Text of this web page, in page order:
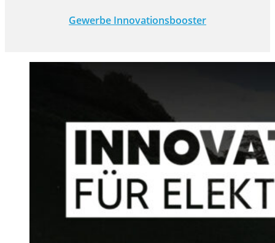
Gewerbe Innovationsbooster